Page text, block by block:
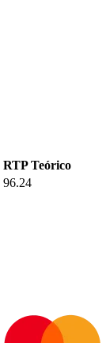
RTP Teórico
96.24